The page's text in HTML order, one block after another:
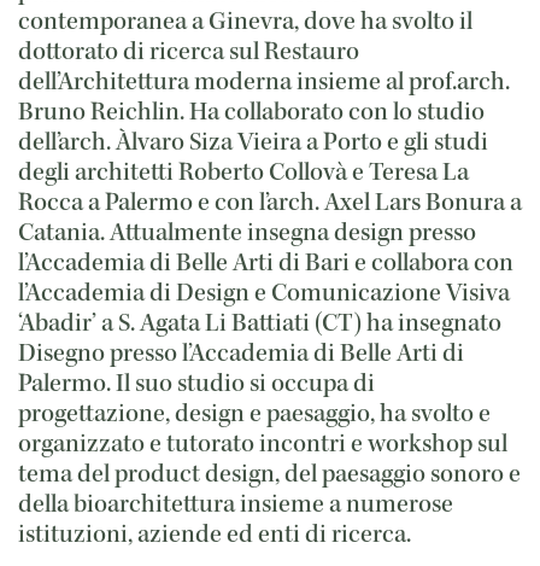
contemporanea a Ginevra, dove ha svolto il
dottorato di ricerca sul Restauro
dell’Architettura moderna insieme al prof.arch.
Bruno Reichlin. Ha collaborato con lo studio
dell’arch. Àlvaro Siza Vieira a Porto e gli studi
degli architetti Roberto Collovà e Teresa La
Rocca a Palermo e con l’arch. Axel Lars Bonura a
Catania. Attualmente insegna design presso
l’Accademia di Belle Arti di Bari e collabora con
l’Accademia di Design e Comunicazione Visiva
‘Abadir’ a S. Agata Li Battiati (CT) ha insegnato
Disegno presso l’Accademia di Belle Arti di
Palermo. Il suo studio si occupa di
progettazione, design e paesaggio, ha svolto e
organizzato e tutorato incontri e workshop sul
tema del product design, del paesaggio sonoro e
della bioarchitettura insieme a numerose
istituzioni, aziende ed enti di ricerca.